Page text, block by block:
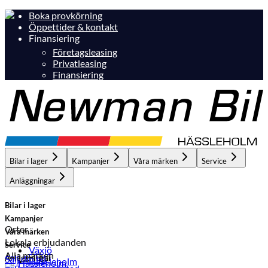
Boka provkörning
Öppettider & kontakt
Finansiering
Företagsleasing
Privatleasing
Finansiering
Bilar i lager Kampanjer Våra märken Service
Anläggningar
Bilar i lager
Orter
Växjö
Hässleholm
Kampanjer
Lokala erbjudanden
Hässleholm
Våra märken
Alla märken
Service
Anläggningar
Sälj din bil